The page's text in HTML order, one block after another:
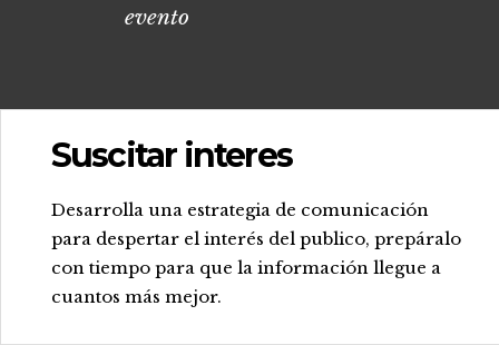
evento
Suscitar interes
Desarrolla una estrategia de comunicación
para despertar el interés del publico, prepáralo
con tiempo para que la información llegue a
cuantos más mejor.